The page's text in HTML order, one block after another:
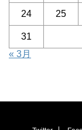
24 25
31
« 3月